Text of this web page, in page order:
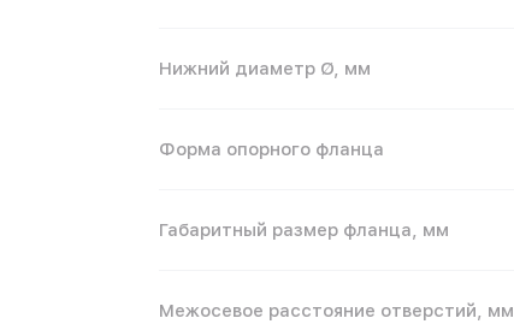
Нижний диаметр Ø, мм
Форма опорного фланца
Габаритный размер фланца, мм
Межосевое расстояние отверстий, мм